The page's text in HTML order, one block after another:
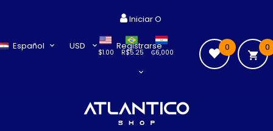
Español USD
$1.00 ₲6,000
R$5.25
Iniciar O
Registrarse 0
0